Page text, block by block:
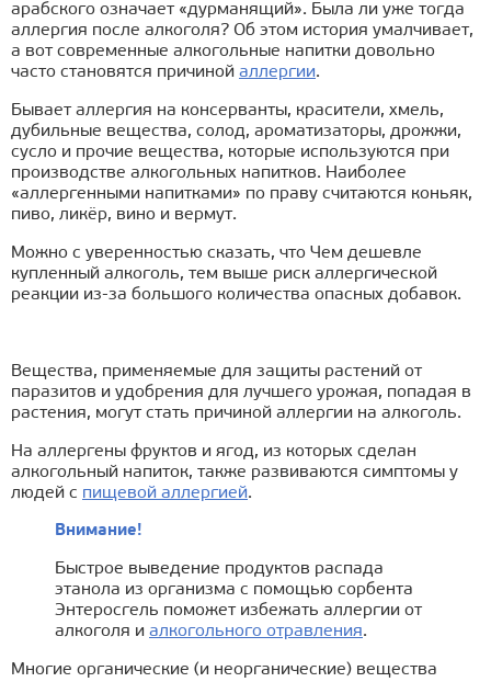
арабского означает «дурманящий». Была ли уже тогда
аллергия после алкоголя? Об этом история умалчивает,
а вот современные алкогольные напитки довольно
часто становятся причиной аллергии.
Бывает аллергия на консерванты, красители, хмель,
дубильные вещества, солод, ароматизаторы, дрожжи,
сусло и прочие вещества, которые используются при
производстве алкогольных напитков. Наиболее
«аллергенными напитками» по праву считаются коньяк,
пиво, ликёр, вино и вермут.
Можно с уверенностью сказать, что Чем дешевле
купленный алкоголь, тем выше риск аллергической
реакции из-за большого количества опасных добавок.
Вещества, применяемые для защиты растений от
паразитов и удобрения для лучшего урожая, попадая в
растения, могут стать причиной аллергии на алкоголь.
На аллергены фруктов и ягод, из которых сделан
алкогольный напиток, также развиваются симптомы у
людей с пищевой аллергией.
Внимание!
Быстрое выведение продуктов распада
этанола из организма с помощью сорбента
Энтеросгель поможет избежать аллергии от
алкоголя и алкогольного отравления.
Многие органические (и неорганические) вещества